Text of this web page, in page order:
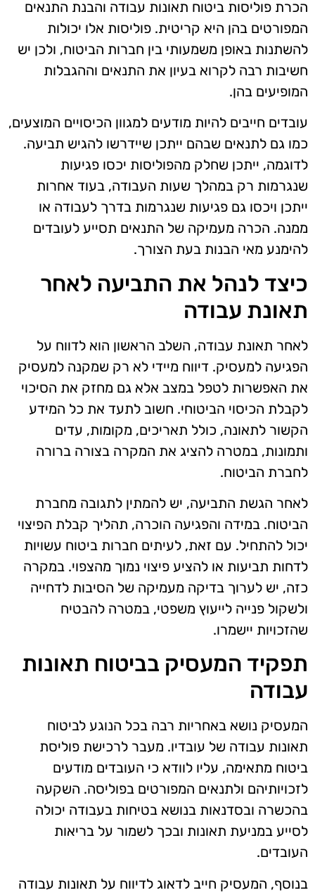
הכרת פוליסות ביטוח תאונות עבודה והבנת התנאים
המפורטים בהן היא קריטית. פוליסות אלו יכולות
להשתנות באופן משמעותי בין חברות הביטוח, ולכן יש
חשיבות רבה לקרוא בעיון את התנאים וההגבלות
המופיעים בהן.
עובדים חייבים להיות מודעים למגוון הכיסויים המוצעים,
כמו גם לתנאים שבהם ייתכן שיידרשו להגיש תביעה.
לדוגמה, ייתכן שחלק מהפוליסות יכסו פגיעות
שנגרמות רק במהלך שעות העבודה, בעוד אחרות
ייתכן ויכסו גם פגיעות שנגרמות בדרך לעבודה או
ממנה. הכרה מעמיקה של התנאים תסייע לעובדים
להימנע מאי הבנות בעת הצורך.
כיצד לנהל את התביעה לאחר
תאונת עבודה
לאחר תאונת עבודה, השלב הראשון הוא לדווח על
הפגיעה למעסיק. דיווח מיידי לא רק שמקנה למעסיק
את האפשרות לטפל במצב אלא גם מחזק את הסיכוי
לקבלת הכיסוי הביטוחי. חשוב לתעד את כל המידע
הקשור לתאונה, כולל תאריכים, מקומות, עדים
ותמונות, במטרה להציג את המקרה בצורה ברורה
לחברת הביטוח.
לאחר הגשת התביעה, יש להמתין לתגובה מחברת
הביטוח. במידה והפגיעה הוכרה, תהליך קבלת הפיצוי
יכול להתחיל. עם זאת, לעיתים חברות ביטוח עשויות
לדחות תביעות או להציע פיצוי נמוך מהצפוי. במקרה
כזה, יש לערוך בדיקה מעמיקה של הסיבות לדחייה
ולשקול פנייה לייעוץ משפטי, במטרה להבטיח
שהזכויות יישמרו.
תפקיד המעסיק בביטוח תאונות
עבודה
המעסיק נושא באחריות רבה בכל הנוגע לביטוח
תאונות עבודה של עובדיו. מעבר לרכישת פוליסת
ביטוח מתאימה, עליו לוודא כי העובדים מודעים
לזכויותיהם ולתנאים המפורטים בפוליסה. השקעה
בהכשרה ובסדנאות בנושא בטיחות בעבודה יכולה
לסייע במניעת תאונות ובכך לשמור על בריאות
העובדים.
בנוסף, המעסיק חייב לדאוג לדיווח על תאונות עבודה